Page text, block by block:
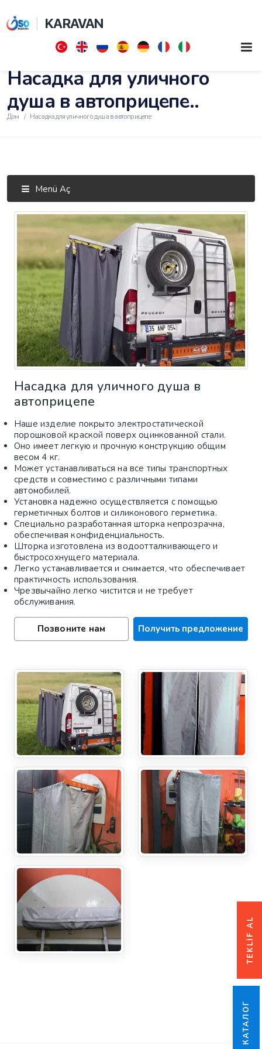
KARAVAN
TEKLİF AL
Насадка для уличного
душа в автоприцепе..
Дом Насадка для уличного душа в автоприцепе
Menü Aç
Насадка для уличного душа в
автоприцепе
Наше изделие покрыто электростатической
порошковой краской поверх оцинкованной стали.
Оно имеет легкую и прочную конструкцию общим
весом 4 кг.
Может устанавливаться на все типы транспортных
средств и совместимо с различными типами
автомобилей.
Установка надежно осуществляется с помощью
герметичных болтов и силиконового герметика.
Специально разработанная шторка непрозрачна,
обеспечивая конфиденциальность.
Шторка изготовлена ​​из водоотталкивающего и
быстросохнущего материала.
Легко устанавливается и снимается, что обеспечивает
практичность использования.
Чрезвычайно легко чистится и не требует
обслуживания.
Позвоните нам Получить предложение